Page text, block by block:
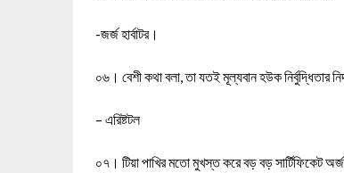
-জর্জ হার্বাটর।
০৬। বেশী কথা বলা, তা যতই মূল্যবান হউক নির্বুদ্ধিতার
– এরিষ্টটল
০৭। টিয়া পাখির মতো মুখস্ত করে বড় বড় সার্টিফিকেট